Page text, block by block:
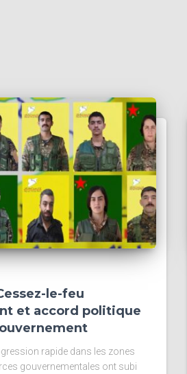
le-feu
et accord politique
rapide dans les zones
gouvernementales ont subi